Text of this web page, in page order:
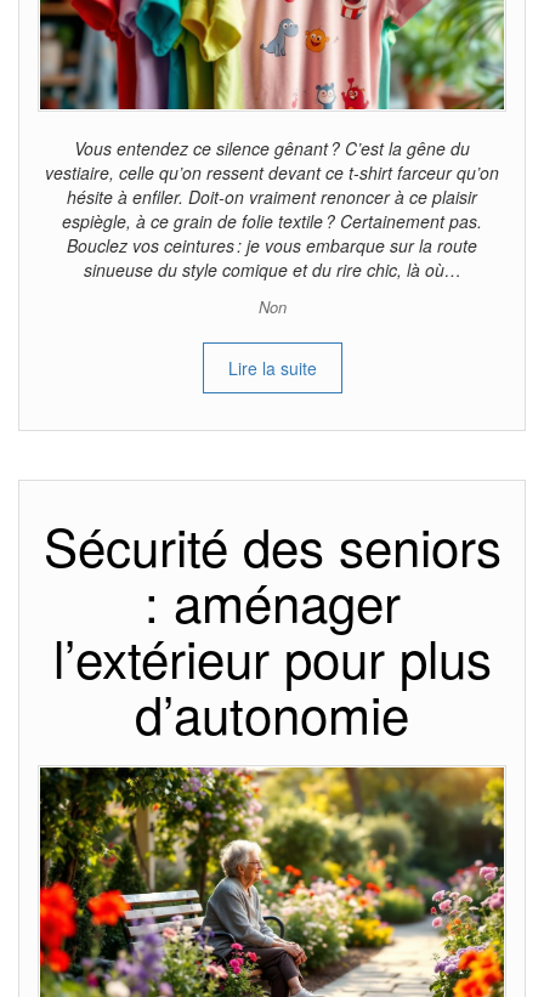
Vous entendez ce silence gênant ? C’est la gêne du
vestiaire, celle qu’on ressent devant ce t-shirt farceur qu’on
hésite à enfiler. Doit-on vraiment renoncer à ce plaisir
espiègle, à ce grain de folie textile ? Certainement pas.
Bouclez vos ceintures : je vous embarque sur la route
sinueuse du style comique et du rire chic, là où…
Non
Lire la suite
Sécurité des seniors
: aménager
l’extérieur pour plus
d’autonomie